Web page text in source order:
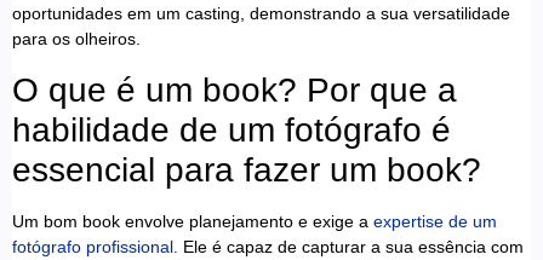
oportunidades em um casting, demonstrando a sua versatilidade
para os olheiros.
O que é um book? Por que a
habilidade de um fotógrafo é
essencial para fazer um book?
Um bom book envolve planejamento e exige a expertise de um
fotógrafo profissional. Ele é capaz de capturar a sua essência com